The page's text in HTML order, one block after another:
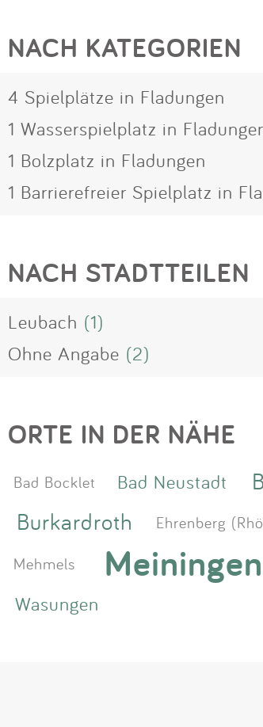
NACH KATEGORIEN
4 Spielplätze in Fladungen
1 Wasserspielplatz in
1 Bolzplatz in Fladungen
1 Barrierefreier Spielplatz in
NACH STADTTEILEN
Leubach (1)
Ohne Angabe (2)
ORTE IN DER NÄHE
Bad Bocklet Bad Neustadt
Burkardroth Ehrenberg
Mehmels Meiningen
Wasungen